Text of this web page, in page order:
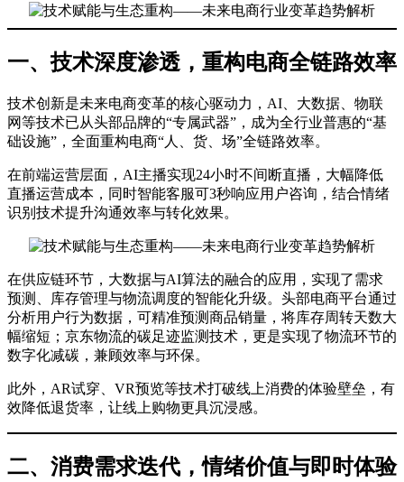
一、技术深度渗透，重构电商全链路效率
技术创新是未来电商变革的核心驱动力，AI、大数据、物联
网等技术已从头部品牌的“专属武器”，成为全行业普惠的“基
础设施”，全面重构电商“人、货、场”全链路效率。
在前端运营层面，AI主播实现24小时不间断直播，大幅降低
直播运营成本，同时智能客服可3秒响应用户咨询，结合情绪
识别技术提升沟通效率与转化效果。
在供应链环节，大数据与AI算法的融合的应用，实现了需求
预测、库存管理与物流调度的智能化升级。头部电商平台通过
分析用户行为数据，可精准预测商品销量，将库存周转天数大
幅缩短；京东物流的碳足迹监测技术，更是实现了物流环节的
数字化减碳，兼顾效率与环保。
此外，AR试穿、VR预览等技术打破线上消费的体验壁垒，有
效降低退货率，让线上购物更具沉浸感。
二、消费需求迭代，情绪价值与即时体验